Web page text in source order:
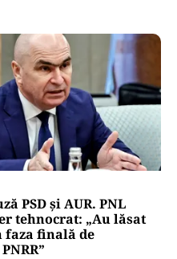
PSD și AUR. PNL
tehnocrat: „Au lăsat
faza finală de